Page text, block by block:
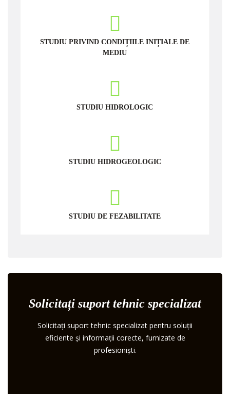
STUDIU PRIVIND CONDIȚIILE INIȚIALE DE
MEDIU
STUDIU HIDROLOGIC
STUDIU HIDROGEOLOGIC
STUDIU DE FEZABILITATE
Solicitați suport tehnic specializat
Solicitați suport tehnic specializat pentru soluții
eficiente și informații corecte, furnizate de
profesioniști.